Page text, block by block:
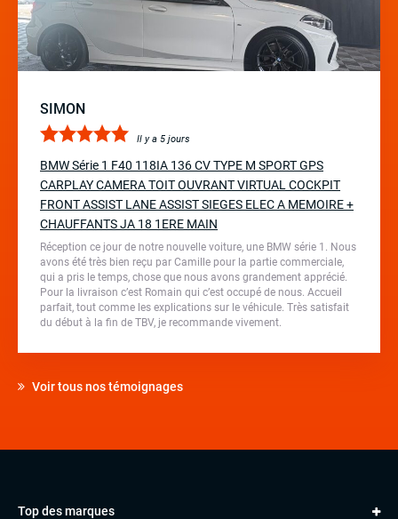
SIMON
Il y a 5 jours
BMW Série 1 F40 118IA 136 CV TYPE M SPORT GPS
CARPLAY CAMERA TOIT OUVRANT VIRTUAL COCKPIT
FRONT ASSIST LANE ASSIST SIEGES ELEC A MEMOIRE +
CHAUFFANTS JA 18 1ERE MAIN
Réception ce jour de notre nouvelle voiture, une BMW série 1. Nous
avons été très bien reçu par Camille pour la partie commerciale,
qui a pris le temps, chose que nous avons grandement apprécié.
Pour la livraison c’est Romain qui c’est occupé de nous. Accueil
parfait, tout comme les explications sur le véhicule. Très satisfait
du début à la fin de TBV, je recommande vivement.
Voir tous nos témoignages
Top des marques